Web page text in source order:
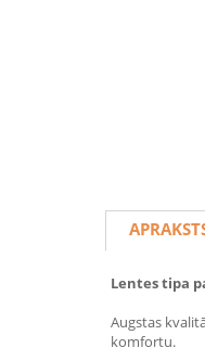
Lentes tipa
Augstas
komfortu.